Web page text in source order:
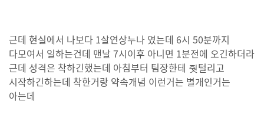
근데 현실에서 나보다 1살연상누나 였는데 6시 50분까지
다모여서 일하는건데 맨날 7시이후 아니면 1분전에 오긴하더라
근데 성격은 착하긴했는데 아침부터 팀장한테 줫털리고
시작하긴하는데 착한거랑 약속개념 이런거는 별개인거는
아는데